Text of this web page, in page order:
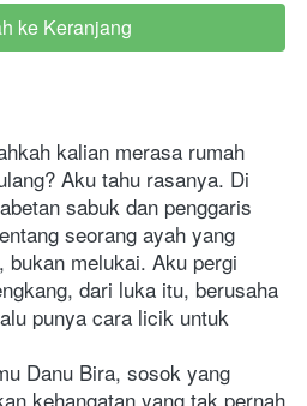
ke Keranjang
kalian merasa rumah
Aku tahu rasanya. Di
sabuk dan penggaris
seorang ayah yang
bukan melukai. Aku pergi
dari luka itu, berusaha
punya cara licik untuk
Danu Bira, sosok yang
kehangatan yang tak pernah